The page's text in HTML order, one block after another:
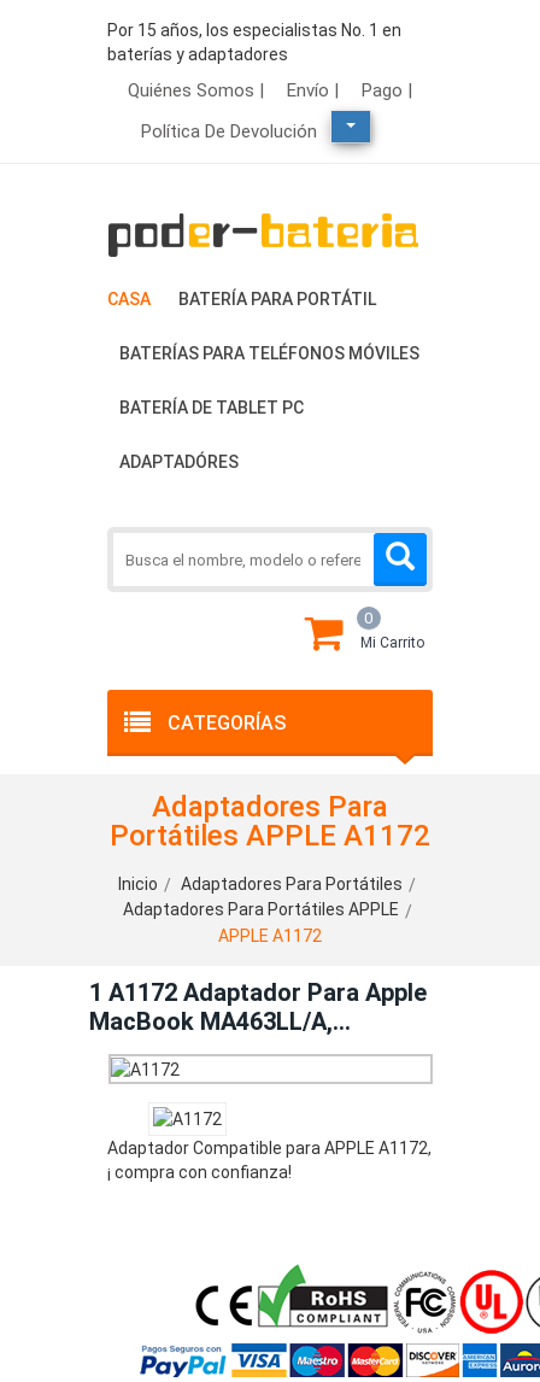
Por 15 años, los especialistas No. 1 en
baterías y adaptadores
Quiénes Somos | Envío |
Pago |
Política De Devolución
CASA BATERÍA PARA PORTÁTIL
BATERÍAS PARA TELÉFONOS MÓVILES
BATERÍA DE TABLET PC
ADAPTADÓRES
CATEGORÍAS
0
Mi Carrito
Adaptadores Para
Portátiles APPLE A1172
Inicio
Adaptadores Para Portátiles
Adaptadores Para Portátiles APPLE
APPLE A1172
1 A1172 Adaptador Para Apple
MacBook MA463LL/A,
MA464LL/A, MA090LL, MA600LL
Adaptador Compatible para APPLE A1172,
¡ compra con confianza!